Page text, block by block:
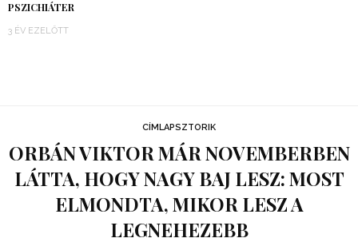
PSZICHIÁTER
3 ÉV EZELŐTT
CÍMLAPSZTORIK
ORBÁN VIKTOR MÁR NOVEMBERBEN
LÁTTA, HOGY NAGY BAJ LESZ: MOST
ELMONDTA, MIKOR LESZ A
LEGNEHEZEBB